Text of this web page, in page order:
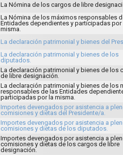
La Nómina de los cargos de libre
La Nómina de los máximos responsables
Entidades dependientes y participadas por
misma.
La declaración patrimonial y bienes del
La declaración patrimonial y bienes de los
diputados.
La declaración patrimonial y bienes de los
de libre designación.
La declaración patrimonial y bienes de los
responsables de las Entidades
participadas por la misma.
Importes devengados por asistencia a
comisiones y dietas del Presidente/a.
Importes devengados por asistencia a
comisiones y dietas de los diputados.
Importes devengados por asistencia a
comisiones y dietas de los cargos de libre
designación.